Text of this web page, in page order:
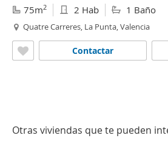
75m2 2 Hab 1 Baño
Quatre Carreres, La Punta, Valencia
Contactar
Otras viviendas que te pueden